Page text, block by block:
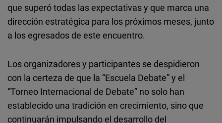
que superó todas las expectativas y que marca una
dirección estratégica para los próximos meses, junto
a los egresados de este encuentro.
Los organizadores y participantes se despidieron
con la certeza de que la “Escuela Debate” y el
“Torneo Internacional de Debate” no solo han
establecido una tradición en crecimiento, sino que
continuarán impulsando el desarrollo del